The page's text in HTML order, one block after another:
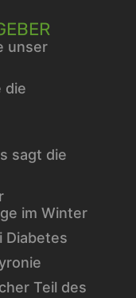
unser
die
sagt die
im Winter
Diabetes
Teil des